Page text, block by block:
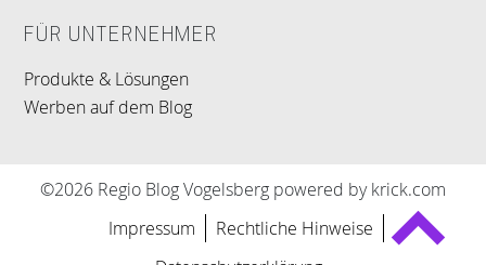
FÜR UNTERNEHMER
Produkte & Lösungen
Werben auf dem Blog
©2026 Regio Blog Vogelsberg powered by krick.com
Impressum
Rechtliche Hinweise